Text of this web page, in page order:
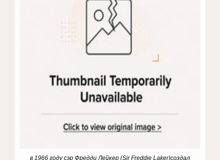
в 1966 году сэр Фредди Лейкер (Sir Freddie Laker)создал